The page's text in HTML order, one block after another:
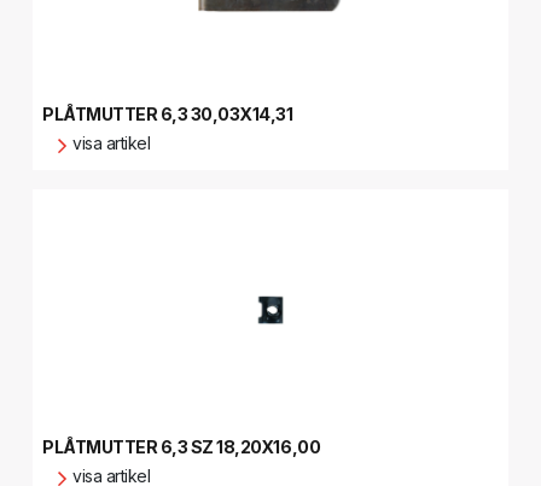
PLÅTMUTTER 6,3 30,03X14,31
visa artikel
PLÅTMUTTER 6,3 SZ 18,20X16,00
visa artikel